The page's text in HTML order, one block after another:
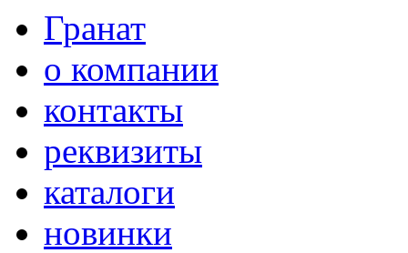
Гранат
о компании
контакты
реквизиты
каталоги
новинки